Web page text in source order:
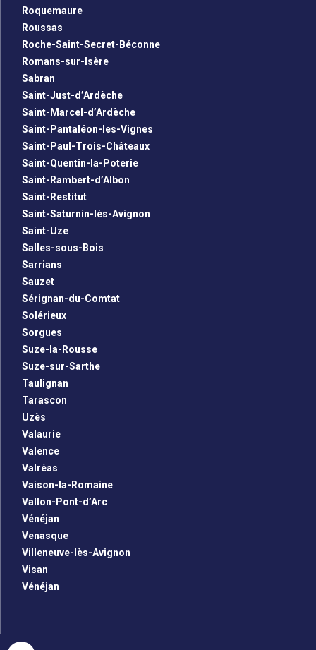
Roquemaure
Roussas
Roche-Saint-Secret-Béconne
Romans-sur-Isère
Sabran
Saint-Just-d’Ardèche
Saint-Marcel-d’Ardèche
Saint-Pantaléon-les-Vignes
Saint-Paul-Trois-Châteaux
Saint-Quentin-la-Poterie
Saint-Rambert-d’Albon
Saint-Restitut
Saint-Saturnin-lès-Avignon
Saint-Uze
Salles-sous-Bois
Sarrians
Sauzet
Sérignan-du-Comtat
Solérieux
Sorgues
Suze-la-Rousse
Suze-sur-Sarthe
Taulignan
Tarascon
Uzès
Valaurie
Valence
Valréas
Vaison-la-Romaine
Vallon-Pont-d’Arc
Vénéjan
Venasque
Villeneuve-lès-Avignon
Visan
Vénéjan